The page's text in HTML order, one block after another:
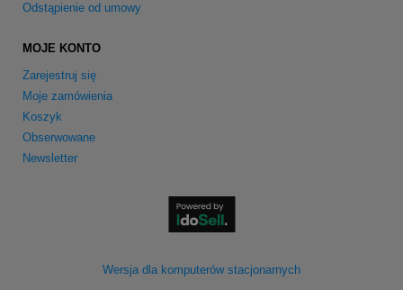
Odstąpienie od umowy
MOJE KONTO
Zarejestruj się
Moje zamówienia
Koszyk
Obserwowane
Newsletter
Wersja dla komputerów stacjonarnych